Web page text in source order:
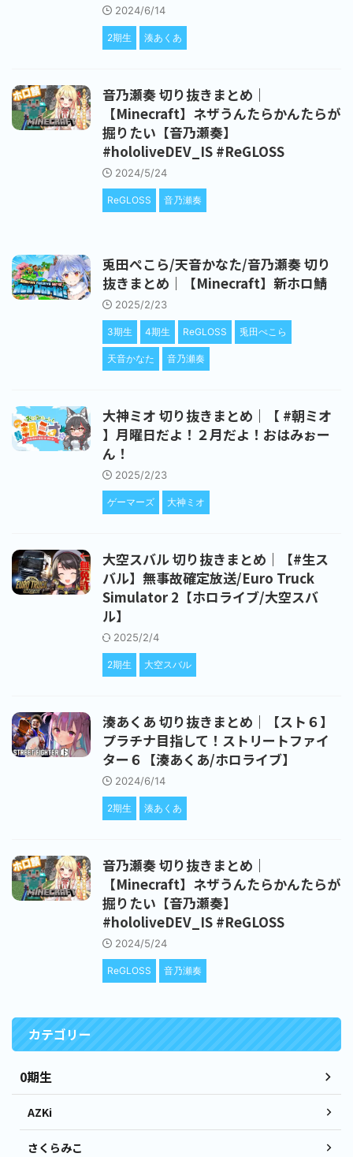
2024/6/14
2期生 湊あくあ
音乃瀬奏 切り抜きまとめ｜
【Minecraft】ネザうんたらかんたらが
掘りたい【音乃瀬奏】
#hololiveDEV_IS #ReGLOSS
2024/5/24
ReGLOSS 音乃瀬奏
兎田ぺこら/天音かなた/音乃瀬奏 切り
抜きまとめ｜【Minecraft】新ホロ鯖
2025/2/23
3期生 4期生 ReGLOSS 兎田ぺこら
天音かなた 音乃瀬奏
大神ミオ 切り抜きまとめ｜【 #朝ミオ
】月曜日だよ！２月だよ！おはみぉー
ん！
2025/2/23
ゲーマーズ 大神ミオ
大空スバル 切り抜きまとめ｜【#生ス
バル】無事故確定放送/Euro Truck
Simulator 2【ホロライブ/大空スバ
ル】
2025/2/4
2期生 大空スバル
湊あくあ 切り抜きまとめ｜【スト６】
プラチナ目指して！ストリートファイ
ター６【湊あくあ/ホロライブ】
2024/6/14
2期生 湊あくあ
音乃瀬奏 切り抜きまとめ｜
【Minecraft】ネザうんたらかんたらが
掘りたい【音乃瀬奏】
#hololiveDEV_IS #ReGLOSS
2024/5/24
ReGLOSS 音乃瀬奏
カテゴリー
0期生
AZKi
さくらみこ